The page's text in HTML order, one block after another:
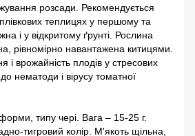
розсади. Рекомендується
теплицях у першому та
і у відкритому ґрунті. Рослина
рівномірно навантажена китицями.
і врожайність плодів у стресових
нематоди і вірусу томатної
типу чері. Вага – 15-25 г.
тигровий колір. М'якоть щільна,